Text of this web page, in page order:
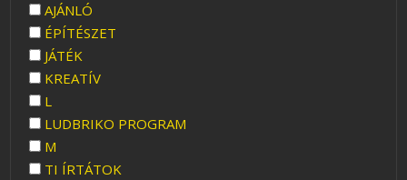
AJÁNLÓ
ÉPÍTÉSZET
JÁTÉK
KREATÍV
L
LUDBRIKO PROGRAM
M
TI ÍRTÁTOK